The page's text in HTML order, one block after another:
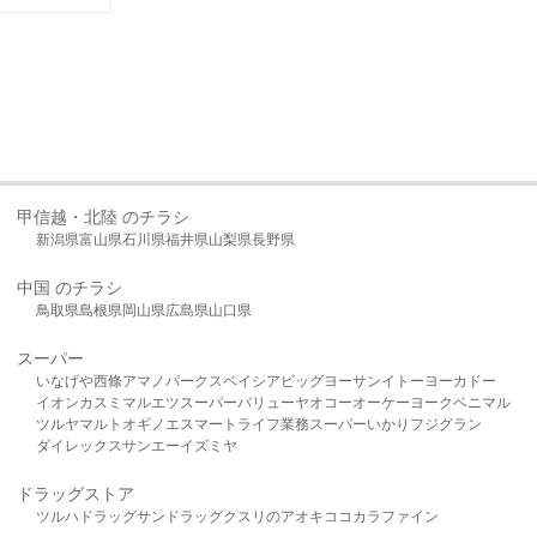
甲信越・北陸 のチラシ
新潟県富山県石川県福井県山梨県長野県
中国 のチラシ
鳥取県島根県岡山県広島県山口県
スーパー
いなげや西條アマノパークスベイシア ビッグヨーサンイトーヨーカドー
イオンカスミ マルエツスーパーバリューヤオコーオーケー ヨークベニマル
ツルヤマルト オギノ エスマート ライフ業務スーパーいかり フジグラン
ダイレックスサンエーイズミヤ
ドラッグストア
ツルハドラッグサンドラッグクスリのアオキ ココカラファイン